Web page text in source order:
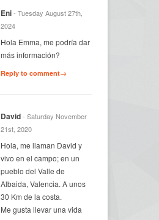
Eni- Tuesday August 27th,
2024
Hola Emma, me podría dar
más información?
Reply to comment→
David- Saturday November
21st, 2020
Hola, me llaman David y
vivo en el campo; en un
pueblo del Valle de
Albaida, Valencia. A unos
30 Km de la costa.
Me gusta llevar una vida